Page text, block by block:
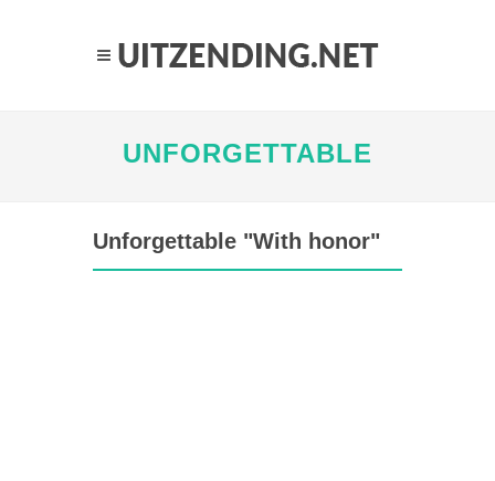
UNFORGETTABLE
Unforgettable "With honor"